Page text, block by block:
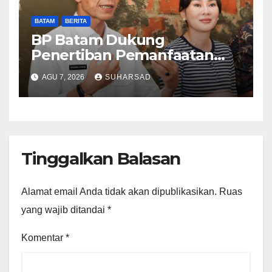
BATAM BERITA
BP Batam Dukung
Penertiban Pemanfaatan
Ruang Laut Sesuai
Ketentuan Peraturan
Perundang-undangan
AGU 7, 2026 SUHARSAD
Tinggalkan Balasan
Alamat email Anda tidak akan dipublikasikan. Ruas
yang wajib ditandai *
Komentar *